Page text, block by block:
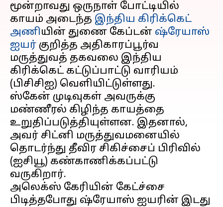
மூன்றாவது ஒருநாள் போட்டியில்
காயம் அடைந்த இந்திய கிரிக்கெட்
அணியின் துணை கேப்டன் ஷ்ரேயாஸ்
ஐயர் குறித்த அதிகாரப்பூர்வ
மருத்துவத் தகவலை இந்திய
கிரிக்கெட் கட்டுப்பாட்டு வாரியம்
(பிசிசிஐ) வெளியிட்டுள்ளது.
ஸ்கேன் முடிவுகள் அவருக்கு
மண்ணீரல் கிழிந்த காயத்தை
உறுதிப்படுத்தியுள்ளன. இதனால்,
அவர் சிட்னி மருத்துவமனையில்
தொடர்ந்து தீவிர சிகிச்சைப் பிரிவில்
(ஐசியூ) கண்காணிக்கப்பட்டு
வருகிறார்.
அலெக்ஸ் கேரியின் கேட்ச்சை
பிடித்தபோது ஷ்ரேயாஸ் ஐயரின் இடது